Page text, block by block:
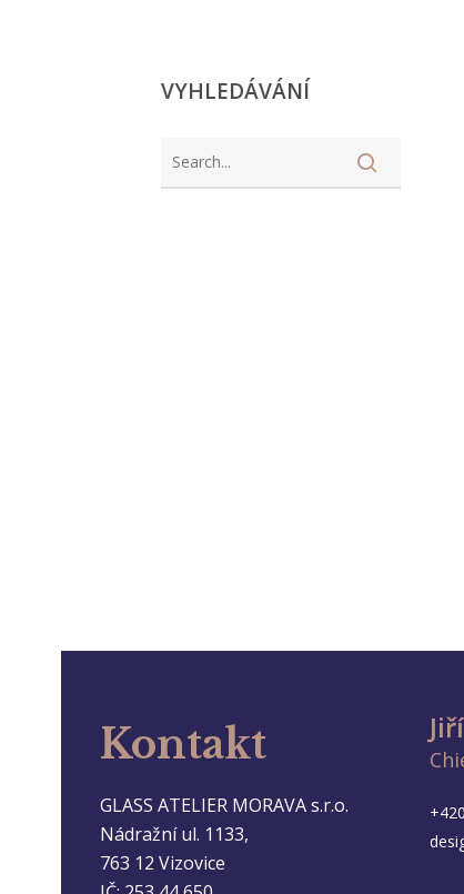
VYHLEDÁVÁNÍ
Kontakt
GLASS ATELIER MORAVA s.r.o.
Nádražní ul. 1133,
763 12 Vizovice